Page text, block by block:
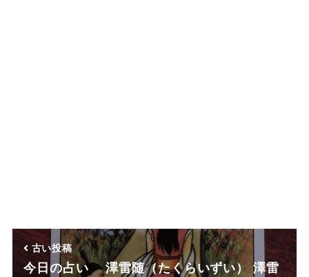
古い投稿
今日の占い 澤雷随（たくらいずい） 澤雷